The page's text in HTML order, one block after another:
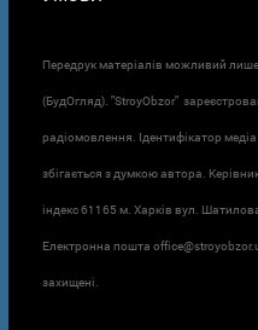
Передрук матеріалів можливий
(БудОгляд). "StroyObzor"
радіомовлення. Ідентифікатор
збігається з думкою автора.
індекс 61165 м. Харків вул.
Електронна пошта
захищені.